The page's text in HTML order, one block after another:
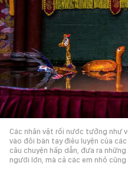
Các nhân vật rối nước tưởng như
vào đôi bàn tay điêu luyện của
câu chuyện hấp dẫn, đưa ra
người lớn, mà cả các em nhỏ